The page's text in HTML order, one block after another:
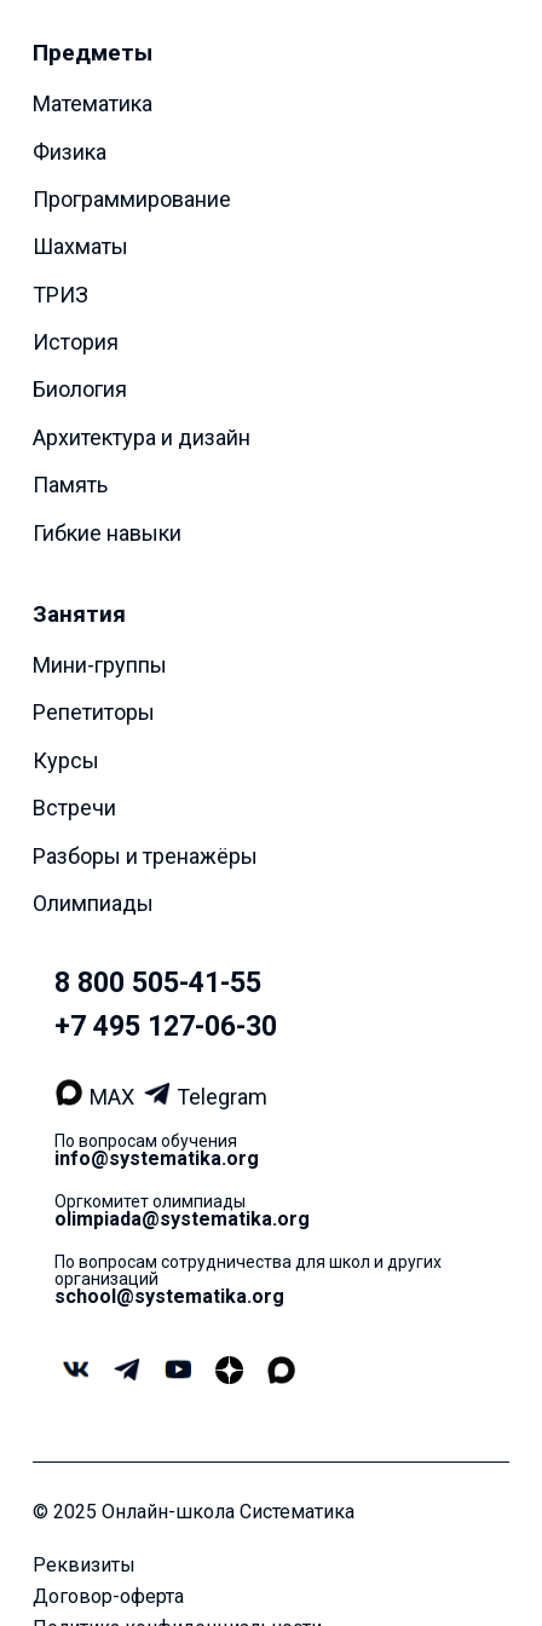
Предметы
Математика
Физика
Программирование
Шахматы
ТРИЗ
История
Биология
Архитектура и дизайн
Память
Гибкие навыки
Занятия
Мини-группы
Репетиторы
Курсы
Встречи
Разборы и тренажёры
Олимпиады
8 800 505-41-55
+7 495 127-06-30
MAX Telegram
По вопросам обучения
info@systematika.org
Оргкомитет олимпиады
olimpiada@systematika.org
По вопросам сотрудничества для школ и других
организаций
school@systematika.org
© 2025 Онлайн-школа Систематика
Реквизиты
Договор-оферта